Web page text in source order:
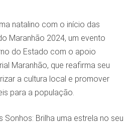
natalino com o início das
Maranhão 2024, um evento
do Estado com o apoio
Maranhão, que reafirma seu
a cultura local e promover
para a população.
Sonhos: Brilha uma estrela no seu